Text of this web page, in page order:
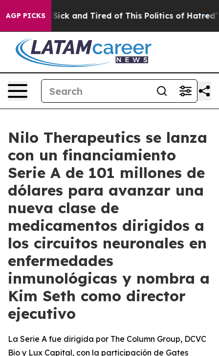
AGP PICKS
Are Sick and Tired of This Politics of Hatred” The
Nilo Therapeutics se lanza
con un financiamiento
Serie A de 101 millones de
dólares para avanzar una
nueva clase de
medicamentos dirigidos a
los circuitos neuronales en
enfermedades
inmunológicas y nombra a
Kim Seth como director
ejecutivo
La Serie A fue dirigida por The Column Group, DCVC
Bio y Lux Capital, con la participación de Gates